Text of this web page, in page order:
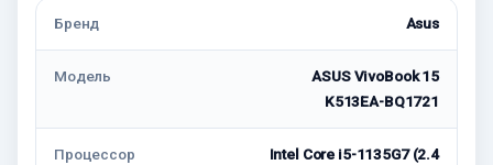
Бренд Asus
Модель
ASUS VivoBook 15
K513EA-BQ1721
Процессор
Intel Core i5-1135G7 (2.4